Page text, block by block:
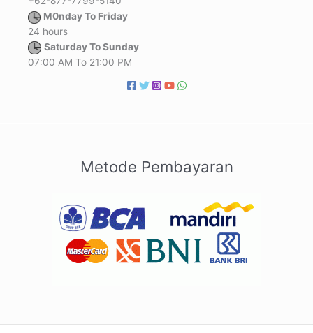
M0nday To Friday
24 hours
Saturday To Sunday
07:00 AM To 21:00 PM
Metode Pembayaran